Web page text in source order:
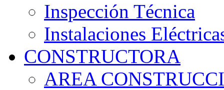
Inspección Técnica
Instalaciones
CONSTRUCTORA
AREA